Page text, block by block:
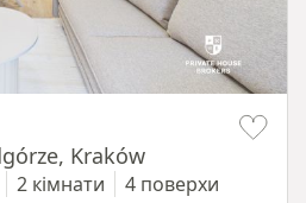
Kraków
2 кімнати 4 поверхи